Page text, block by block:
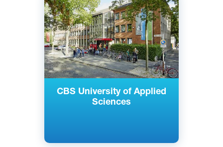
CBS University of Applied
Sciences
Немецкий
Кельн, Майнц, Берлин, Райне,
Гамбург, Росток, Нойс, Золинген,
Германия
Частный